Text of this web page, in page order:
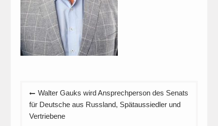
Beitragsnavigation
Walter Gauks wird Ansprechperson des Senats
für Deutsche aus Russland, Spätaussiedler und
Vertriebene